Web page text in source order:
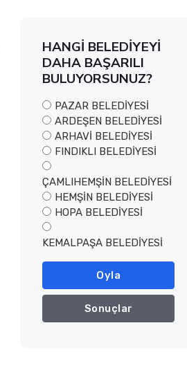
HANGİ BELEDİYEYİ
DAHA BAŞARILI
BULUYORSUNUZ?
PAZAR BELEDİYESİ
ARDEŞEN BELEDİYESİ
ARHAVİ BELEDİYESİ
FINDIKLI BELEDİYESİ
ÇAMLIHEMŞİN BELEDİYESİ
HEMŞİN BELEDİYESİ
HOPA BELEDİYESİ
KEMALPAŞA BELEDİYESİ
Oyla
Sonuçlar